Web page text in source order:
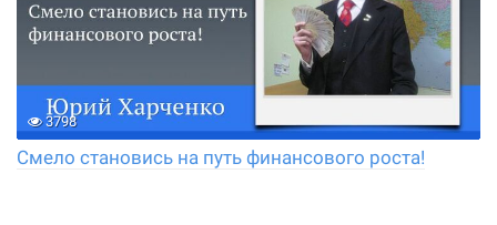
3798
Смело становись на путь финансового роста!